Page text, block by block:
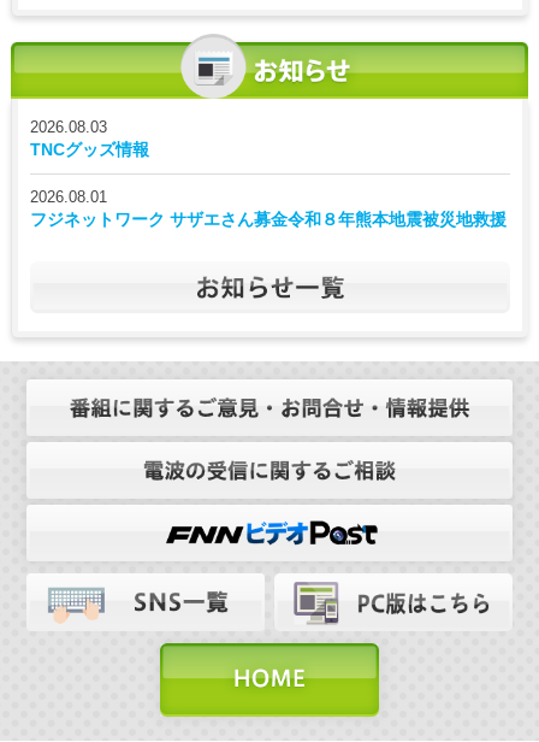
2026.08.03
TNCグッズ情報
2026.08.01
フジネットワーク サザエさん募金令和８年熊本地震被災地救援